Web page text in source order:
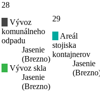
28
Vývoz
komunálneho
odpadu
Jasenie
(Brezno)
Vývoz skla
Jasenie
(Brezno)
29
Areál
stojiska
kontajnerov
Jasenie